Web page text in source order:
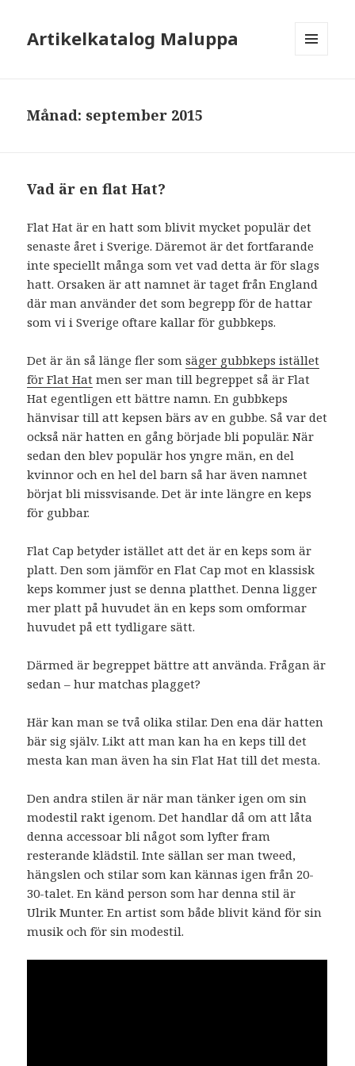
Artikelkatalog Maluppa
Månad: september 2015
Vad är en flat Hat?
Flat Hat är en hatt som blivit mycket populär det
senaste året i Sverige. Däremot är det fortfarande
inte speciellt många som vet vad detta är för slags
hatt. Orsaken är att namnet är taget från England
där man använder det som begrepp för de hattar
som vi i Sverige oftare kallar för gubbkeps.
Det är än så länge fler somsäger gubbkeps istället
för Flat Hat men ser man till begreppet så är Flat
Hat egentligen ett bättre namn. En gubbkeps
hänvisar till att kepsen bärs av en gubbe. Så var det
också när hatten en gång började bli populär. När
sedan den blev populär hos yngre män, en del
kvinnor och en hel del barn så har även namnet
börjat bli missvisande. Det är inte längre en keps
för gubbar.
Flat Cap betyder istället att det är en keps som är
platt. Den som jämför en Flat Cap mot en klassisk
keps kommer just se denna platthet. Denna ligger
mer platt på huvudet än en keps som omformar
huvudet på ett tydligare sätt.
Därmed är begreppet bättre att använda. Frågan är
sedan – hur matchas plagget?
Här kan man se två olika stilar. Den ena där hatten
bär sig själv. Likt att man kan ha en keps till det
mesta kan man även ha sin Flat Hat till det mesta.
Den andra stilen är när man tänker igen om sin
modestil rakt igenom. Det handlar då om att låta
denna accessoar bli något som lyfter fram
resterande klädstil. Inte sällan ser man tweed,
hängslen och stilar som kan kännas igen från 20-
30-talet. En känd person som har denna stil är
Ulrik Munter. En artist som både blivit känd för sin
musik och för sin modestil.